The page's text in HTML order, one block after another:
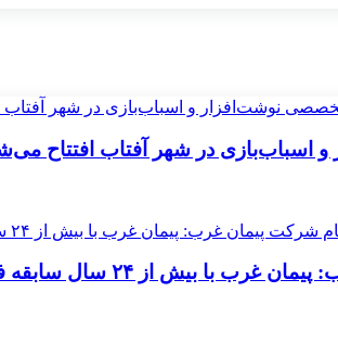
اسباب‌بازی در شهر آفتاب افتتاح
صنعت برق و نیرو کشور حضور دارد